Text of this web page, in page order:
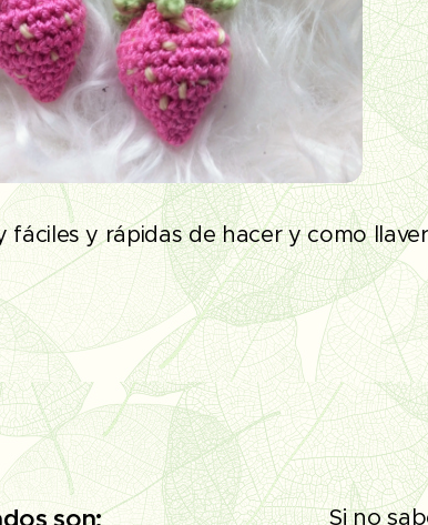
fáciles y rápidas de hacer y como
son: ❗Si no